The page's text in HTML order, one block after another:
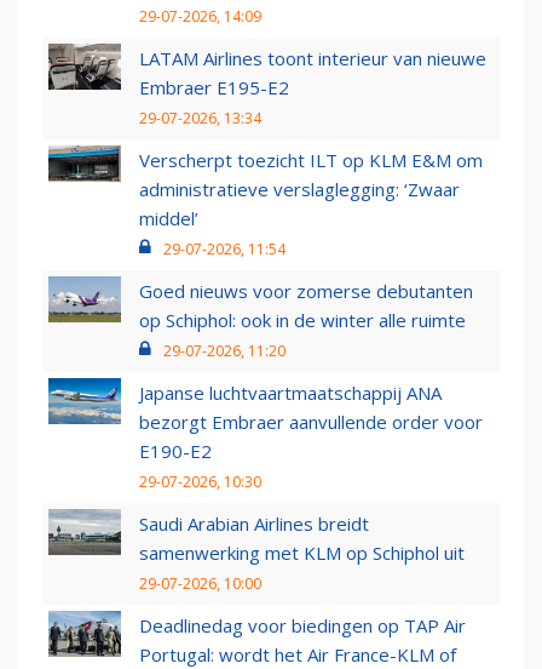
29-07-2026, 14:09
LATAM Airlines toont interieur van nieuwe
Embraer E195-E2
29-07-2026, 13:34
Verscherpt toezicht ILT op KLM E&M om
administratieve verslaglegging: ‘Zwaar
middel’
29-07-2026, 11:54
Goed nieuws voor zomerse debutanten
op Schiphol: ook in de winter alle ruimte
29-07-2026, 11:20
Japanse luchtvaartmaatschappij ANA
bezorgt Embraer aanvullende order voor
E190-E2
29-07-2026, 10:30
Saudi Arabian Airlines breidt
samenwerking met KLM op Schiphol uit
29-07-2026, 10:00
Deadlinedag voor biedingen op TAP Air
Portugal: wordt het Air France-KLM of